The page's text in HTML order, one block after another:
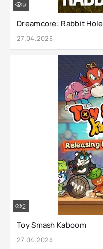
Dreamcore: Rabbit Hole
27.04.2026
9
Toy Smash Kaboom
27.04.2026
2